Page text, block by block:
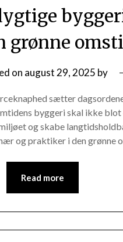
grønne
on august 29, 2025 by
sætter
byggeri skal ikke
og skabe
og praktiker i den grønne
Read more